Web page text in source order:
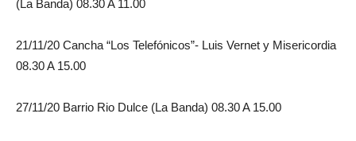
(La Banda) 08.30 A 11.00
21/11/20 Cancha “Los Telefónicos”- Luis Vernet y Misericordia
08.30 A 15.00
27/11/20 Barrio Rio Dulce (La Banda) 08.30 A 15.00